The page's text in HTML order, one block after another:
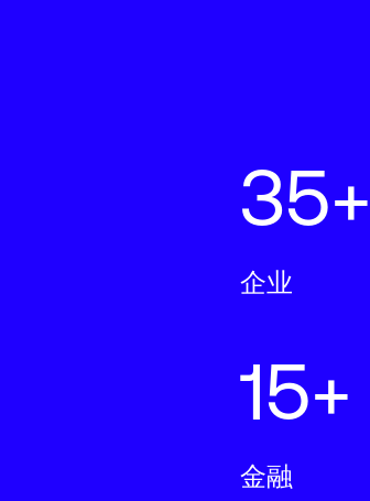
35+
企业
15+
金融